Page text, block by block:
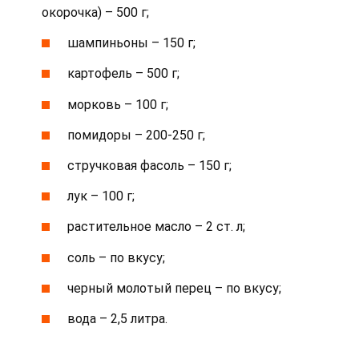
окорочка) – 500 г;
шампиньоны – 150 г;
картофель – 500 г;
морковь – 100 г;
помидоры – 200-250 г;
стручковая фасоль – 150 г;
лук – 100 г;
растительное масло – 2 ст. л;
соль – по вкусу;
черный молотый перец – по вкусу;
вода – 2,5 литра.